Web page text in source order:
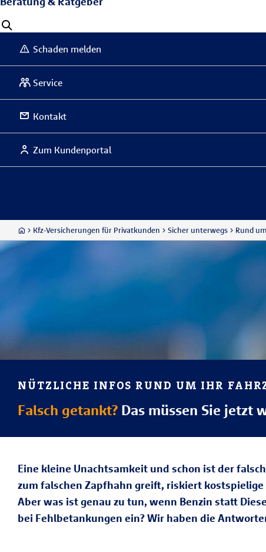
Schaden melden
Service
Kontakt
Zum Kundenportal
Kfz-Versicherungen für Privatkunden Sicher unterwegs Rund
NÜTZLICHE INFOS RUND UM IHR
Falsch getankt? Das müssen Sie jetzt
Eine kleine Unachtsamkeit und schon ist der
zum falschen Zapfhahn greift, riskiert
Aber was ist genau zu tun, wenn Benzin statt
bei Fehlbetankungen ein? Wir haben die